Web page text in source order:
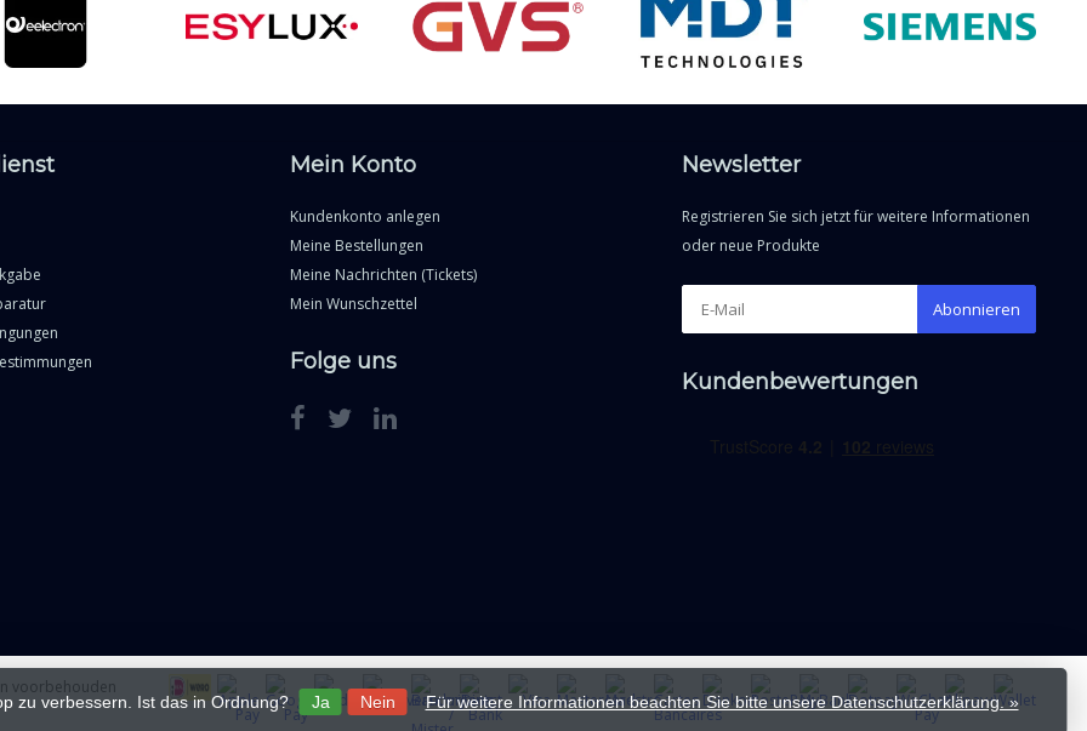
Mein Konto
Kundenkonto anlegen
Meine Bestellungen
Meine Nachrichten (Tickets)
Mein Wunschzettel
Folge uns
Newsletter
Registrieren Sie sich jetzt für weitere Informationen
oder neue Produkte
Abonnieren
Kundenbewertungen
zu verbessern. Ist das in Ordnung? Ja Nein Für weitere Informationen beachten Sie bitte unsere Datenschutzerklärung. »
voorbehouden